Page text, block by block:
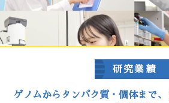
研究業績
ゲノムからタンパク質・個体まで、